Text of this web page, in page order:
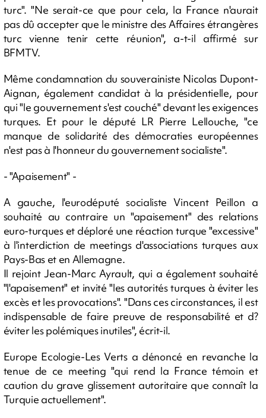
turc". "Ne serait-ce que pour cela, la France n'aurait
pas dû accepter que le ministre des Affaires étrangères
turc vienne tenir cette réunion", a-t-il affirmé sur
BFMTV.
Même condamnation du souverainiste Nicolas Dupont-
Aignan, également candidat à la présidentielle, pour
qui "le gouvernement s'est couché" devant les exigences
turques. Et pour le député LR Pierre Lellouche, "ce
manque de solidarité des démocraties européennes
n'est pas à l'honneur du gouvernement socialiste".
- "Apaisement" -
A gauche, l'eurodéputé socialiste Vincent Peillon a
souhaité au contraire un "apaisement" des relations
euro-turques et déploré une réaction turque "excessive"
à l'interdiction de meetings d'associations turques aux
Pays-Bas et en Allemagne.
Il rejoint Jean-Marc Ayrault, qui a également souhaité
"l'apaisement" et invité "les autorités turques à éviter les
excès et les provocations". "Dans ces circonstances, il est
indispensable de faire preuve de responsabilité et d?
éviter les polémiques inutiles", écrit-il.
Europe Ecologie-Les Verts a dénoncé en revanche la
tenue de ce meeting "qui rend la France témoin et
caution du grave glissement autoritaire que connaît la
Turquie actuellement".